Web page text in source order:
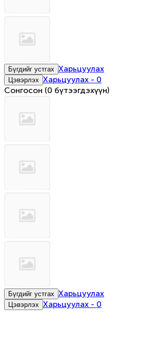
Бүгдийг устгах Харьцуулах
Цэвэрлэх Харьцуулах - 0
Сонгосон (0 бүтээгдэхүүн)
Бүгдийг устгах Харьцуулах
Цэвэрлэх Харьцуулах - 0